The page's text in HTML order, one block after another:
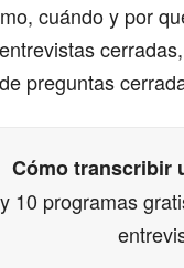
cuándo y por
preguntas
Cómo transcribir
10 programas